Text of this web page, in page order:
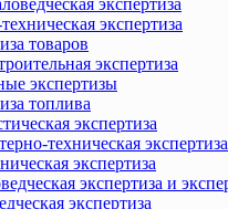
экспертиза
экспертиза
товаров
экспертиза
экспертизы
топлива
экспертиза
техническая экспертиза
экспертиза
экспертиза и
экспертиза